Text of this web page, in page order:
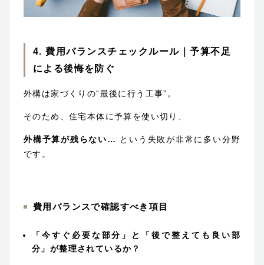
4. 費用バランスチェックルール｜予算不足
による後悔を防ぐ
外構は家づくりの“最後に行う工事”。
そのため、住宅本体に予算を使い切り、
外構予算が残らない…
という失敗が非常に多い分野
です。
費用バランスで確認すべき項目
「今すぐ必要な部分」と「後で整えても良い部
分」が整理されているか？